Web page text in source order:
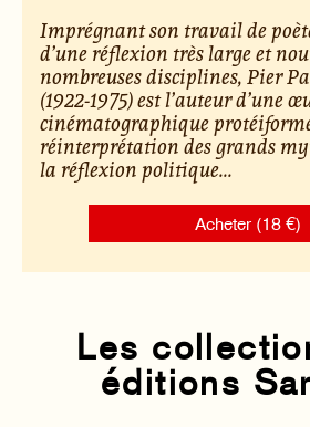
Imprégnant son travail de
d’une réflexion très large et
nombreuses disciplines, Pier
(1922-1975) est l’auteur d’une
cinématographique
réinterprétation des grands
la réflexion politique...
Acheter (18 €)
Les
éditions